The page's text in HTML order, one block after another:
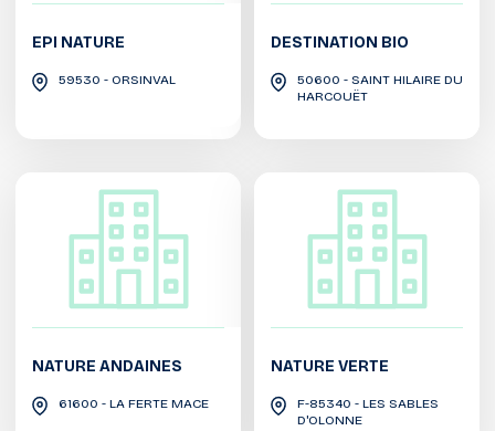
EPI NATURE
59530 - ORSINVAL
DESTINATION BIO
50600 - SAINT HILAIRE DU
HARCOUËT
NATURE ANDAINES
61600 - LA FERTE MACE
NATURE VERTE
F-85340 - LES SABLES
D'OLONNE